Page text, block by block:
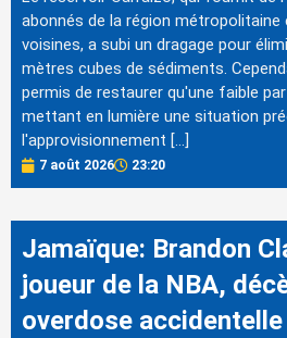
abonnés de la région
voisines, a subi un dragage pour
mètres cubes de sédiments.
permis de restaurer qu'une faible
mettant en lumière une situation
l'approvisionnement […]
7 août 2026 23:20
Jamaïque: Brandon
joueur de la NBA,
overdose accidentelle